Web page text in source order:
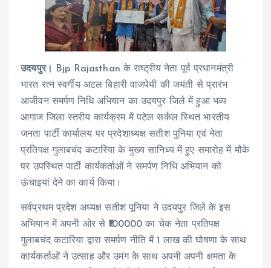
उदयपुर।
Bjp Rajasthan के राष्ट्रीय नेता पूर्व प्रधानमंत्री
भारत रत्न स्वर्गीय अटल बिहारी वाजपेयी की जयंती से प्रारंभ
आजीवन समर्पण निधि अभियान का उदयपुर जिले में हुआ भव्य
आगाज जिला स्तरीय कार्यक्रम में पटेल सर्कल स्थित भारतीय
जनता पार्टी कार्यालय पर प्रदेशाध्यक्ष सतीश पुनिया एवं नेता
प्रतिपक्ष गुलाबचंद कटारिया के मुख्य सानिध्य में हुए समारोह में मौके
पर उपस्थित पार्टी कार्यकर्ताओं ने समर्पण निधि अभियान को
ऊंचाइयां देने का कार्य किया।
सर्वप्रथम प्रदेश अध्यक्ष सतीश पूनिया ने उदयपुर जिले के इस
अभियान में अपनी ओर से ₹100000 का चेक नेता प्रतिपक्ष
गुलाबचंद कटारिया द्वारा समर्पण नीति में 1 लाख की घोषणा के साथ
कार्यकर्ताओं ने उत्साह और उमंग के साथ अपनी अपनी क्षमता के